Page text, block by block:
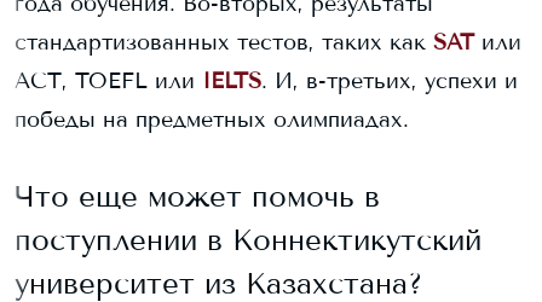
стандартизованных тестов, таких как SAT или
ACT, TOEFL или IELTS. И, в-третьих, успехи и
победы на предметных олимпиадах.
Что еще может помочь в
поступлении в Коннектикутский
университет из Казахстана?